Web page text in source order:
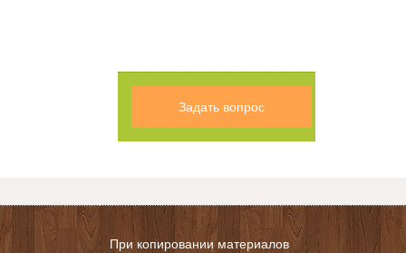
Задать вопрос
При копировании материалов